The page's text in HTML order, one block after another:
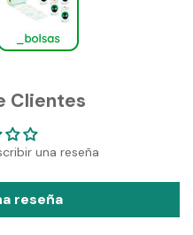
Clientes
una reseña
reseña